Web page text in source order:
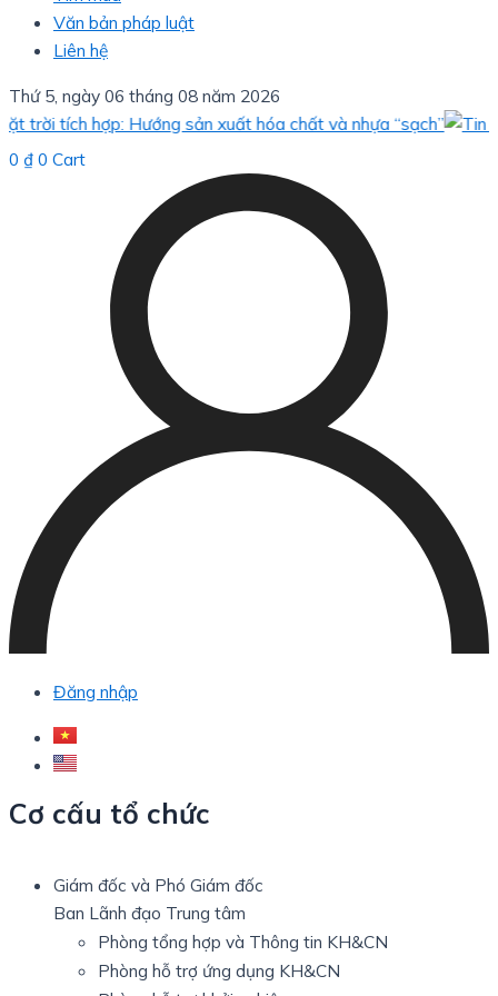
Văn bản pháp luật
Liên hệ
Thứ 5, ngày 06 tháng 08 năm 2026
tích hợp: Hướng sản xuất hóa chất và nhựa “sạch”
0 ₫ 0 Cart
Đăng nhập
Cơ cấu tổ chức
Giám đốc và Phó Giám đốc
Ban Lãnh đạo Trung tâm
Phòng tổng hợp và Thông tin KH&CN
Phòng hỗ trợ ứng dụng KH&CN